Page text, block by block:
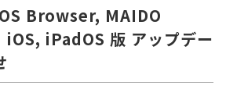
Browser, MAIDO
iOS, iPadOS 版 アップデー